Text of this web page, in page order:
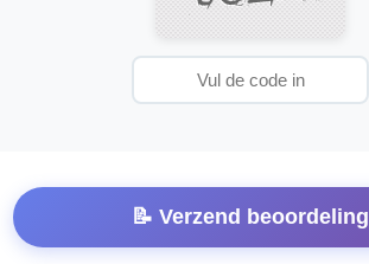
📝 Verzend beoordeling